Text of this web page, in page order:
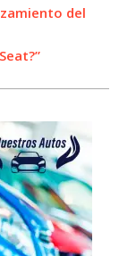
del